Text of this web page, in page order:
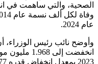
عام 2024.